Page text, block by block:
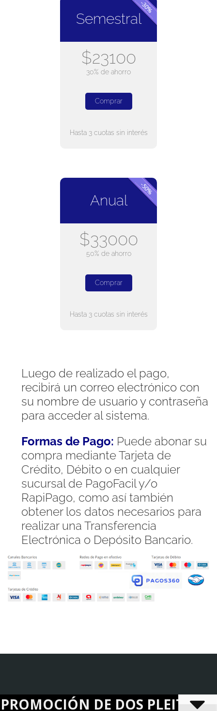
Semestral
$23100
30% de ahorro
Comprar
Hasta 3 cuotas sin interés
Anual
$33000
50% de ahorro
Comprar
Hasta 3 cuotas sin interés
Luego de realizado el pago,
recibirá un correo electrónico con
su nombre de usuario y contraseña
para acceder al sistema.
Formas de Pago: Puede abonar su
compra mediante Tarjeta de
Crédito, Débito o en cualquier
sucursal de PagoFacil y/o
RapiPago, como así también
obtener los datos necesarios para
realizar una Transferencia
Electrónica o Depósito Bancario.
DE DOS PLEITOS